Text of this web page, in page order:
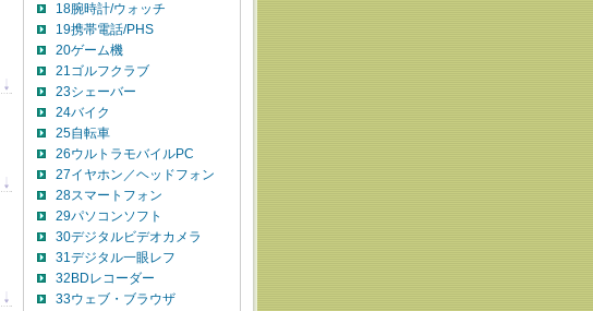
18腕時計/ウォッチ
19携帯電話/PHS
20ゲーム機
21ゴルフクラブ
23シェーバー
24バイク
25自転車
26ウルトラモバイルPC
27イヤホン／ヘッドフォン
28スマートフォン
29パソコンソフト
30デジタルビデオカメラ
31デジタル一眼レフ
32BDレコーダー
33ウェブ・ブラウザ